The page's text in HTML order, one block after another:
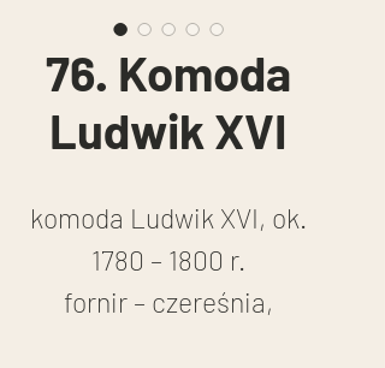
76. Komoda
Ludwik XVI
komoda Ludwik XVI, ok.
1780 – 1800 r.
fornir – czereśnia,